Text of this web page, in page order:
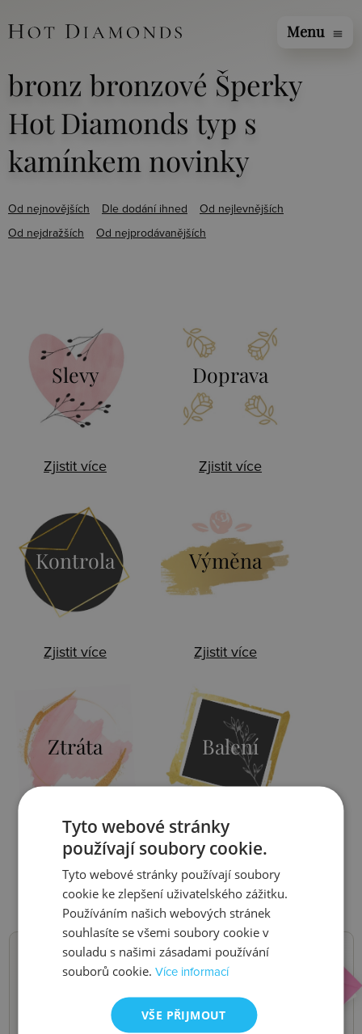
Menu menu
bronz bronzové Šperky
Hot Diamonds typ s
kamínkem novinky
Od nejnovějších Dle dodání ihned Od nejlevnějších
Od nejdražších Od nejprodávanějších
Slevy
Zjistit více
Doprava
Zjistit více
Kontrola
Zjistit více
Výměna
Zjistit více
Ztráta
Zjistit více
Balení
Zjistit více
NOVINKY,
SLEVY, AKCE
Tyto webové stránky
používají soubory cookie.
Tyto webové stránky používají soubory
cookie ke zlepšení uživatelského zážitku.
Používáním našich webových stránek
souhlasíte se všemi soubory cookie v
souladu s našimi zásadami používání
souborů cookie.Více informací
VŠE PŘIJMOUT